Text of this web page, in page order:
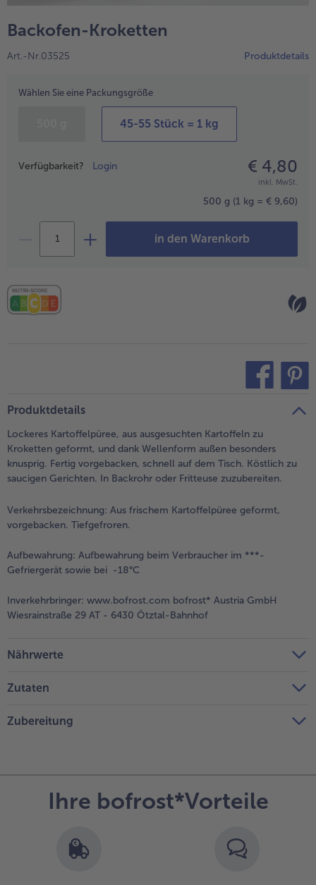
alle Obst
alle Süße Vielfalt
Confiserie & Feinkost
alle Confiserie & Feinkost
Wein & Spirituosen
alle Wein & Spirituosen
alle Küchenhelfer
Backofen-Kroketten
Art.-Nr.03525 Produktdetails
Wählen Sie eine Packungsgröße
45-55 Stück = 1 kg
Preisangabe
Verfügbarkeit? Login € 4,80
inkl. MwSt.
500 g (1 kg = € 9,60)
in den Warenkorb
Produktdetails
Lockeres Kartoffelpüree, aus ausgesuchten Kartoffeln zu
Kroketten geformt, und dank Wellenform außen besonders
knusprig. Fertig vorgebacken, schnell auf dem Tisch. Köstlich zu
saucigen Gerichten. In Backrohr oder Fritteuse zuzubereiten.
Verkehrsbezeichnung: Aus frischem Kartoffelpüree geformt,
vorgebacken. Tiefgefroren.
Aufbewahrung: Aufbewahrung beim Verbraucher im ***-
Gefriergerät sowie bei -18°C
Inverkehrbringer: www.bofrost.com bofrost* Austria GmbH
Wiesrainstraße 29 AT - 6430 Ötztal-Bahnhof
Nährwerte
Zutaten
Zubereitung
Ihre bofrost*Vorteile